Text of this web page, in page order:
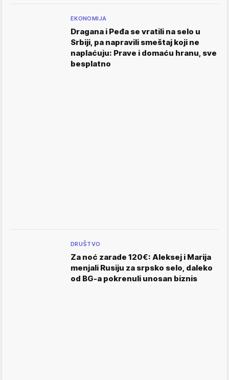
EKONOMIJA
Dragana i Peđa se vratili na selo u
Srbiji, pa napravili smeštaj koji ne
naplaćuju: Prave i domaću hranu, sve
besplatno
DRUŠTVO
Za noć zarade 120€: Aleksej i Marija
menjali Rusiju za srpsko selo, daleko
od BG-a pokrenuli unosan biznis